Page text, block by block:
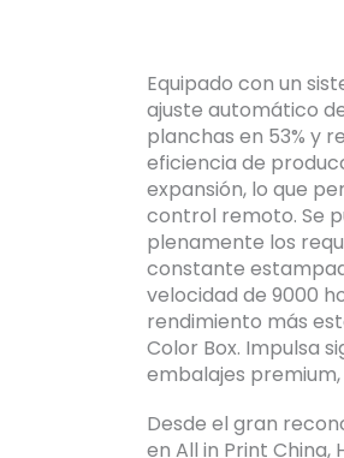
Equipado con un
ajuste automático
planchas en 53% y
eficiencia de
expansión, lo que
control remoto. Se
plenamente los
constante
velocidad de 9000
rendimiento más
Color Box. Impulsa
embalajes
Desde el gran
en All in Print